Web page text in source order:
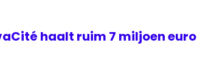
haalt ruim 7 miljoen euro